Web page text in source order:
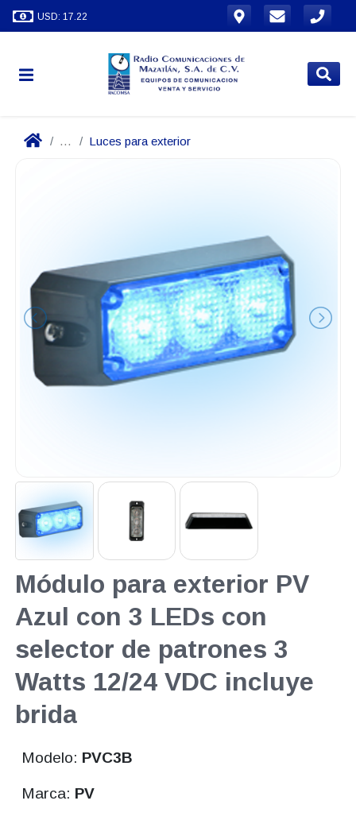
USD: 17.22
... Luces para exterior
Módulo para exterior PV
Azul con 3 LEDs con
selector de patrones 3
Watts 12/24 VDC incluye
brida
Modelo: PVC3B
Marca: PV